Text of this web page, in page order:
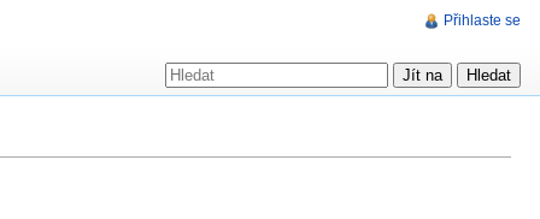
Přihlaste se